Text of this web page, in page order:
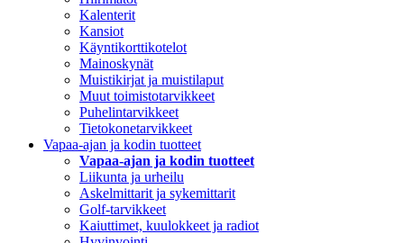
Kalenterit
Kansiot
Käyntikorttikotelot
Mainoskynät
Muistikirjat ja muistilaput
Muut toimistotarvikkeet
Puhelintarvikkeet
Tietokonetarvikkeet
Vapaa-ajan ja kodin tuotteet
Vapaa-ajan ja kodin tuotteet
Liikunta ja urheilu
Askelmittarit ja sykemittarit
Golf-tarvikkeet
Kaiuttimet, kuulokkeet ja radiot